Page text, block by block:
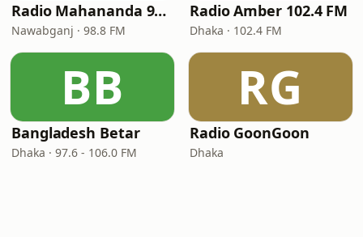
Radio Mahananda 98.8 FM
Nawabganj · 98.8 FM
Radio Amber 102.4 FM
Dhaka · 102.4 FM
BB
Bangladesh Betar
Dhaka · 97.6 - 106.0 FM
RG
Radio GoonGoon
Dhaka